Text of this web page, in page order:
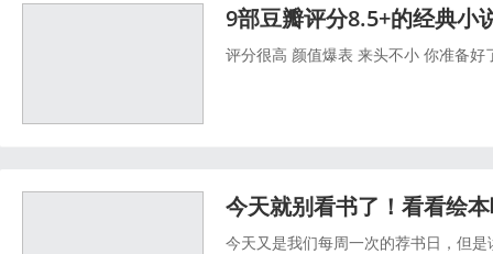
9部豆瓣评分8.5+的经典小
评分很高 颜值爆表 来头不小 你准备好
今天就别看书了！看看绘
今天又是我们每周一次的荐书日，但